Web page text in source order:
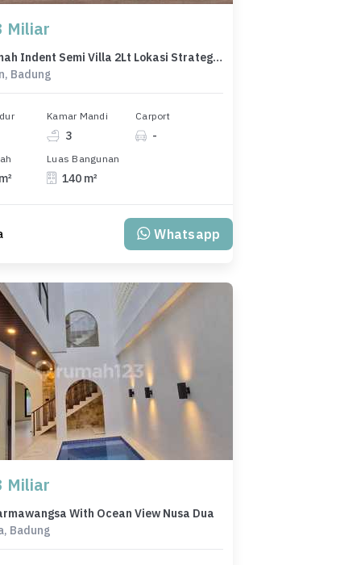
Miliar
New Rumah Indent Semi Villa 2Lt Lokasi Strategis di Jimbaran
Badung
Kamar Mandi
3
Carport
-
Luas Bangunan
140 m²
Whatsapp
Miliar
With Ocean View Nusa Dua
Badung